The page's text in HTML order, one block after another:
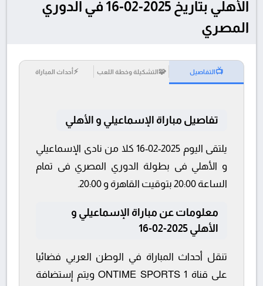
الأهلي بتاريخ 2025-02-16 في الدوري
المصري
📺التفاصيل 🧩التشكيلة وخطة اللعب ⚡أحداث المباراة
تفاصيل مباراة الإسماعيلي و الأهلي
يلتقى اليوم 2025-02-16 كلا من نادى الإسماعيلي
و الأهلي فى بطولة الدوري المصري فى تمام
الساعة 20:00 بتوقيت القاهرة و 20:00.
معلومات عن مباراة الإسماعيلي و
الأهلي 2025-02-16
تنقل أحداث المباراة في الوطن العربي فضائيا
على قناة ONTIME SPORTS 1 ويتم إستضافة